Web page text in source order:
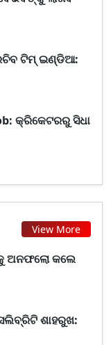
ଟିମ୍ ଇଣ୍ଡିଆ:
କ୍ରିକେଟରରୁ ସିଧା
View More
ଅନଫଲୋ କଲେ
ଶାହରୁଖ: